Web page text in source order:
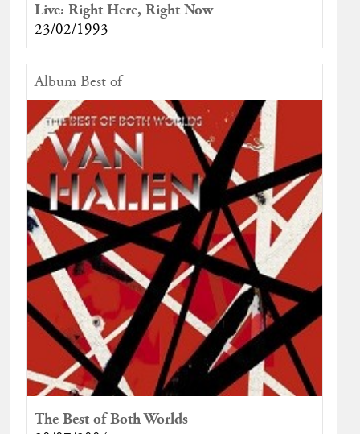
Live: Right Here, Right Now
23/02/1993
Album Best of
The Best of Both Worlds